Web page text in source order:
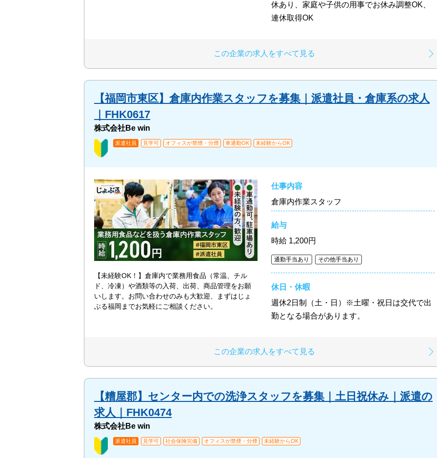
休あり、家庭や子供の用事でお休み調整OK、
連休取得OK
この企業の求人をすべて見る
【福岡市東区】倉庫内作業スタッフを募集｜派遣社員・倉庫系の求人
｜FHK0617
株式会社Be win
派遣社員 見学可 オフィスが禁煙・分煙 車通勤OK 未経験からOK
【未経験OK！】倉庫内で業務用食品（常温、チル
ド、冷凍）や酒類等の入荷、出荷、商品管理をお願
いします。お問い合わせのみも大歓迎、まずはじょ
ぶる福岡までお気軽にご相談ください。
仕事内容
倉庫内作業スタッフ
給与
時給 1,200円
通勤手当あり その他手当あり
休日・休暇
週休2日制（土・日）※土曜・祝日は交代で出
勤となる場合があります。
この企業の求人をすべて見る
【糟屋郡】センター内での洗浄スタッフを募集｜土日祝休み｜派遣の
求人｜FHK0474
株式会社Be win
派遣社員 見学可 社会保険完備 オフィスが禁煙・分煙 未経験からOK